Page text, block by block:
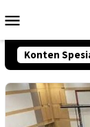
ke
Mobile
Konten
Seleksi Akpol